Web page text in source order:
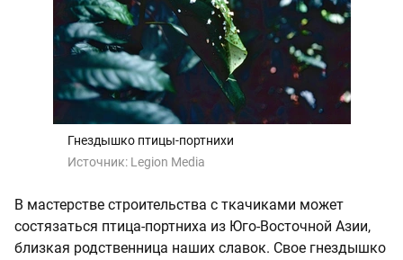
Гнездышко птицы-портнихи
Источник: Legion Media
В мастерстве строительства с ткачиками может
состязаться птица-портниха из Юго-Восточной Азии,
близкая родственница наших славок. Свое гнездышко